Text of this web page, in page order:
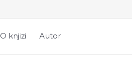
O knjizi Autor